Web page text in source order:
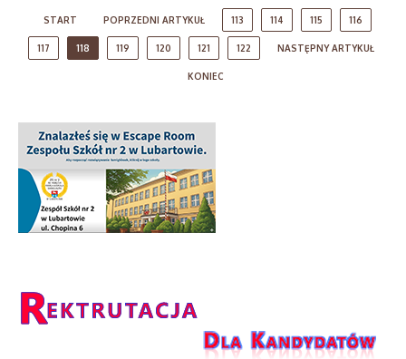
START POPRZEDNI ARTYKUŁ 113 114 115 116
117 118 119 120 121 122 NASTĘPNY ARTYKUŁ
KONIEC